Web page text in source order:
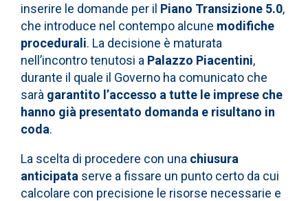
inserire le domande per il Piano Transizione 5.0,
che introduce nel contempo alcune modifiche
procedurali. La decisione è maturata
nell’incontro tenutosi a Palazzo Piacentini,
durante il quale il Governo ha comunicato che
sarà garantito l’accesso a tutte le imprese che
hanno già presentato domanda e risultano in
coda.
La scelta di procedere con una chiusura
anticipata serve a fissare un punto certo da cui
calcolare con precisione le risorse necessarie e